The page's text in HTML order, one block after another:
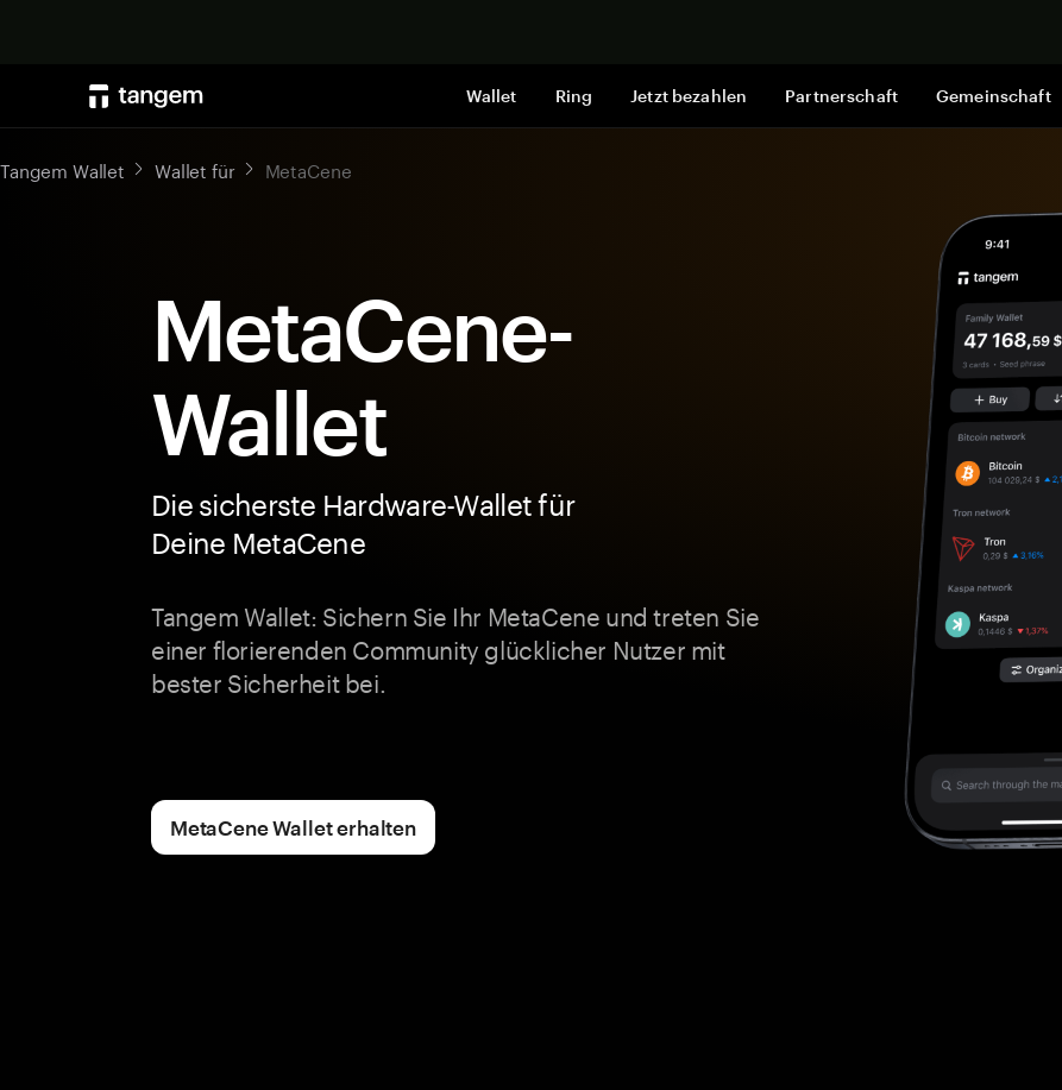
Wallet Ring Jetzt bezahlen Partnerschaft Gemeinschaft
Tangem Wallet Wallet für MetaCene
MetaCene-
Wallet
Die sicherste Hardware-Wallet für
Deine MetaCene
Tangem Wallet: Sichern Sie Ihr MetaCene und treten Sie
einer florierenden Community glücklicher Nutzer mit
bester Sicherheit bei.
MetaCene Wallet erhalten